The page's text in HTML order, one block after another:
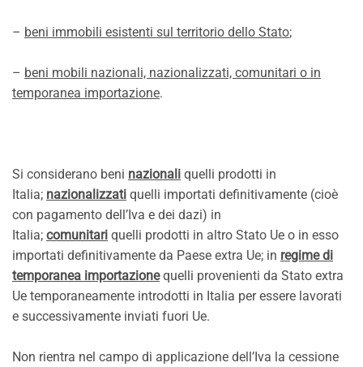
– beni immobili esistenti sul territorio dello Stato;
– beni mobili nazionali, nazionalizzati, comunitari o in
temporanea importazione.
Si considerano beni nazionali quelli prodotti in
Italia; nazionalizzati quelli importati definitivamente (cioè
con pagamento dell’Iva e dei dazi) in
Italia; comunitari quelli prodotti in altro Stato Ue o in esso
importati definitivamente da Paese extra Ue; in regime di
temporanea importazionequelli provenienti da Stato extra
Ue temporaneamente introdotti in Italia per essere lavorati
e successivamente inviati fuori Ue.
Non rientra nel campo di applicazione dell’Iva la cessione